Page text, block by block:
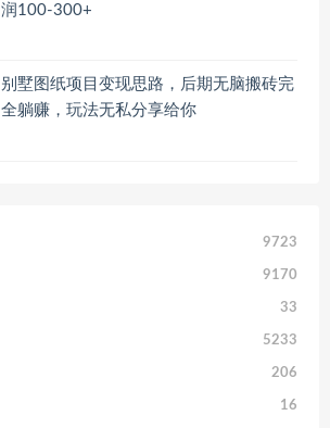
润100-300+
别墅图纸项目变现思路，后期无脑搬砖完
全躺赚，玩法无私分享给你
9723
9170
33
5233
206
16